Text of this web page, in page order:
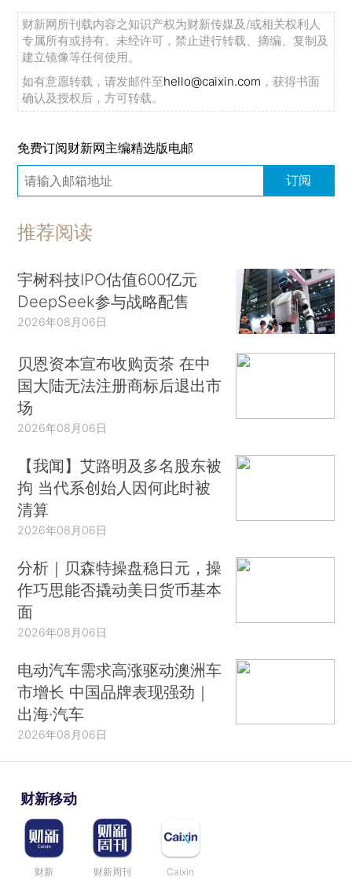
财新网所刊载内容之知识产权为财新传媒及/或相关权利人
专属所有或持有。未经许可，禁止进行转载、摘编、复制及
建立镜像等任何使用。
如有意愿转载，请发邮件至hello@caixin.com ，获得书面
确认及授权后，方可转载。
免费订阅财新网主编精选版电邮
订阅
推荐阅读
宇树科技IPO估值600亿元
DeepSeek参与战略配售
2026年08月06日
贝恩资本宣布收购贡茶 在中
国大陆无法注册商标后退出市
场
2026年08月06日
【我闻】艾路明及多名股东被
拘 当代系创始人因何此时被
清算
2026年08月06日
分析｜贝森特操盘稳日元，操
作巧思能否撬动美日货币基本
面
2026年08月06日
电动汽车需求高涨驱动澳洲车
市增长 中国品牌表现强劲｜
出海·汽车
2026年08月06日
财新移动
财新 财新周刊 Caixin